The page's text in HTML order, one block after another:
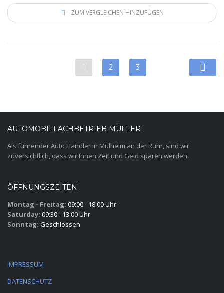
ZUM VERGLEICHEN HINZUFÜGEN
1 2 3
AUTOMOBILFACHBETRIEB MÜLLER
Als führender Auto Händler in Mülheim an der Ruhr, sind wir
zuversichtlich, dass wir Ihnen Zeit und Geld sparen werden.
ÖFFNUNGSZEITEN
Montag - Freitag: 09:00 - 18:00 Uhr
Saturday: 09:30 - 13:00 Uhr
Sonntag: Geschlossen
IMPRESSUM
DATENSCHUTZ